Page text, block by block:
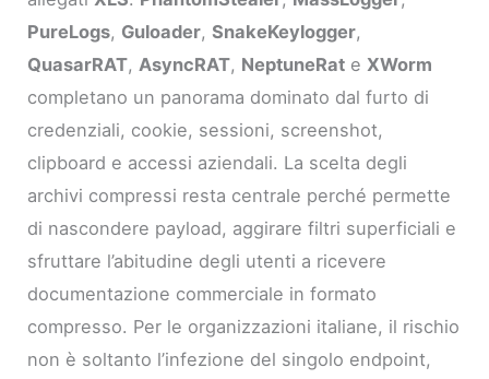
PureLogs, Guloader,SnakeKeylogger,
QuasarRAT,AsyncRAT, NeptuneRat eXWorm
completano un panorama dominato dal furto di
credenziali, cookie, sessioni, screenshot,
clipboard e accessi aziendali. La scelta degli
archivi compressi resta centrale perché permette
di nascondere payload, aggirare filtri superficiali e
sfruttare l’abitudine degli utenti a ricevere
documentazione commerciale in formato
compresso. Per le organizzazioni italiane, il rischio
non è soltanto l’infezione del singolo endpoint,